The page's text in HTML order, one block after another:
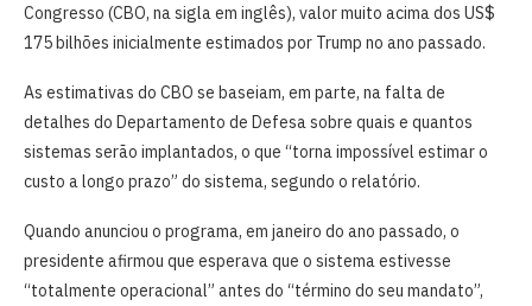
Congresso (CBO, na sigla em inglês), valor muito acima dos US$
175 bilhões inicialmente estimados por Trump no ano passado.
As estimativas do CBO se baseiam, em parte, na falta de
detalhes do Departamento de Defesa sobre quais e quantos
sistemas serão implantados, o que “torna impossível estimar o
custo a longo prazo” do sistema, segundo o relatório.
Quando anunciou o programa, em janeiro do ano passado, o
presidente afirmou que esperava que o sistema estivesse
“totalmente operacional” antes do “término do seu mandato”,